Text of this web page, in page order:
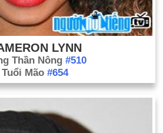
LYNN
Thần Nông #510
Tuổi Mão #654